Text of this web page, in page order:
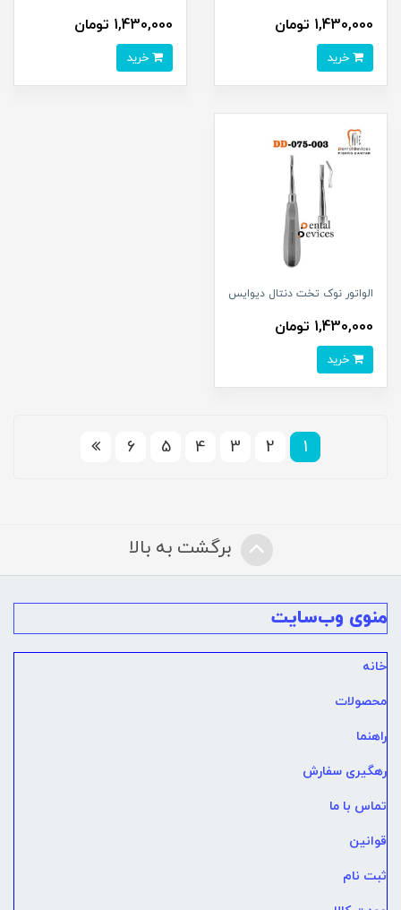
1,430,000 تومان 1,430,000 تومان
الواتور نوک تخت دنتال دیوایس
1,430,000 تومان
1
2
3
4
5
6
برگشت به بالا
منوی وب‌سایت
خانه
محصولات
راهنما
رهگیری سفارش
تماس با ما
قوانین
ثبت نام